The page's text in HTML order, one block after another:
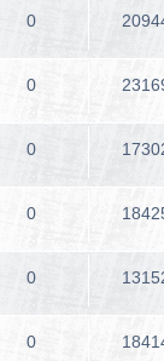
0
0
0
0
0
0